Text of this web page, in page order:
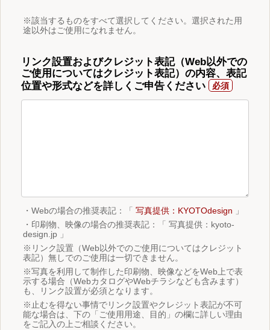
※該当するものをすべて選択してください。選択された用
途以外はご使用になれません。
リンク設置およびクレジット表記（Web以外での
ご使用についてはクレジット表記）の内容、表記
位置や形式などを詳しくご申告ください
・Webの場合の推奨表記：「 写真提供：KYOTOdesign 」
・印刷物、映像の場合の推奨表記：「 写真提供：kyoto-
design.jp 」
※リンク設置（Web以外でのご使用についてはクレジット
表記）無しでのご使用は一切できません。
※写真を利用して制作した印刷物、映像などをWeb上で表
示する場合（WebカタログやWebチラシなども含みます）
も、リンク設置が必須となります。
※止むを得ない事情でリンク設置やクレジット表記が不可
能な場合は、下の「ご使用用途、目的」の欄に詳しい理由
をご記入の上ご相談ください。